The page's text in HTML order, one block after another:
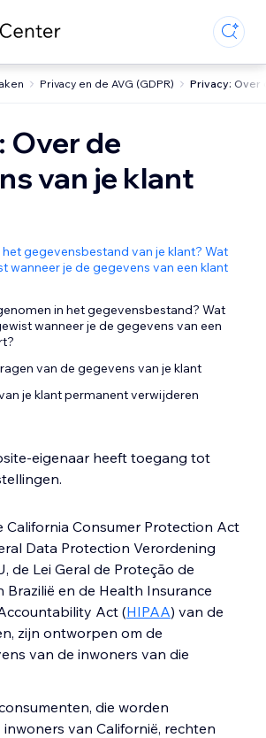
Privacy en de AVG (GDPR) Privacy: Over
Over de
van je klant
gegevensbestand van je klant? Wat
wanneer je de gegevens van een klant
in het gegevensbestand? Wat
wanneer je de gegevens van een
van de gegevens van je klant
je klant permanent verwijderen
eigenaar heeft toegang tot
California Consumer Protection Act
Data Protection Verordening
de Lei Geral de Proteção de
Brazilië en de Health Insurance
Act (HIPAA) van de
zijn ontworpen om de
van de inwoners van die
die worden
van Californië, rechten